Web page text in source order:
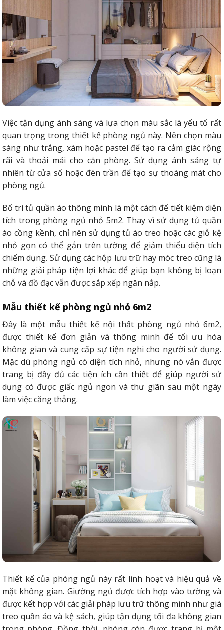
Việc tận dụng ánh sáng và lựa chọn màu sắc là yếu tố rất
quan trọng trong thiết kế phòng ngủ này. Nên chọn màu
sáng như trắng, xám hoặc pastel để tạo ra cảm giác rộng
rãi và thoải mái cho căn phòng. Sử dụng ánh sáng tự
nhiên từ cửa sổ hoặc đèn trần để tạo sự thoáng mát cho
phòng ngủ.
Bố trí tủ quần áo thông minh là một cách để tiết kiệm diện
tích trong phòng ngủ nhỏ 5m2. Thay vì sử dụng tủ quần
áo cồng kềnh, chỉ nên sử dụng tủ áo treo hoặc các giỗ kệ
nhỏ gọn có thể gắn trên tường để giảm thiểu diện tích
chiếm dụng. Sử dụng các hộp lưu trữ hay móc treo cũng là
những giải pháp tiện lợi khác để giúp bạn không bị loạn
chỗ và đồ đạc vẫn được sắp xếp ngăn nắp.
Mẫu thiết kế phòng ngủ nhỏ 6m2
Đây là một mẫu thiết kế nội thất phòng ngủ nhỏ 6m2,
được thiết kế đơn giản và thông minh để tối ưu hóa
không gian và cung cấp sự tiện nghi cho người sử dụng.
Mặc dù phòng ngủ có diện tích nhỏ, nhưng nó vẫn được
trang bị đầy đủ các tiện ích cần thiết để giúp người sử
dụng có được giấc ngủ ngon và thư giãn sau một ngày
làm việc căng thẳng.
Thiết kế của phòng ngủ này rất linh hoạt và hiệu quả về
mặt không gian. Giường ngủ được tích hợp vào tường và
được kết hợp với các giải pháp lưu trữ thông minh như giá
treo quần áo và kệ sách, giúp tận dụng tối đa không gian